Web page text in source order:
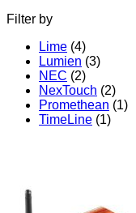
Filter by
Lime (4)
Lumien (3)
NEC (2)
NexTouch (2)
Promethean (1)
TimeLine (1)